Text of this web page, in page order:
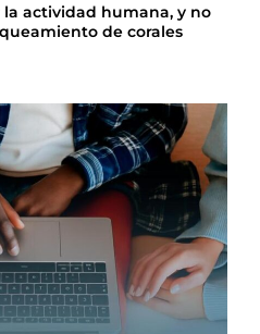
actividad humana, y no
de corales